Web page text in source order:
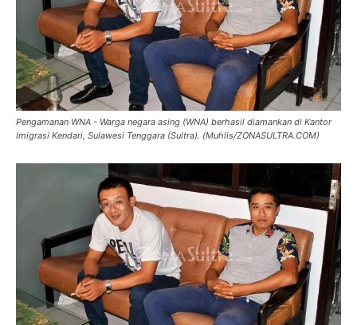
Pengamanan WNA - Warga negara asing (WNA) berhasil diamankan di Kantor
Imigrasi Kendari, Sulawesi Tenggara (Sultra). (Muhlis/ZONASULTRA.COM)